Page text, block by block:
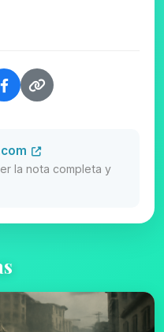
la nota completa y